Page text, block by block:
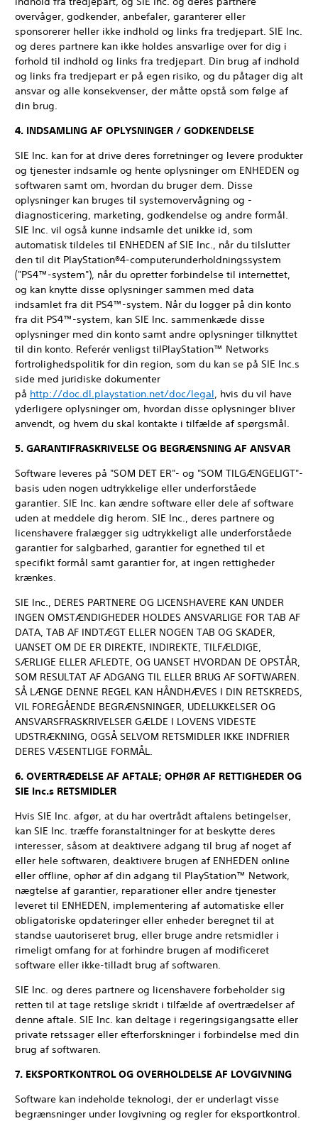
overvåger, godkender, anbefaler, garanterer eller
sponsorerer heller ikke indhold og links fra tredjepart. SIE Inc.
og deres partnere kan ikke holdes ansvarlige over for dig i
forhold til indhold og links fra tredjepart. Din brug af indhold
og links fra tredjepart er på egen risiko, og du påtager dig alt
ansvar og alle konsekvenser, der måtte opstå som følge af
din brug.
4. INDSAMLING AF OPLYSNINGER / GODKENDELSE
SIE Inc. kan for at drive deres forretninger og levere produkter
og tjenester indsamle og hente oplysninger om ENHEDEN og
softwaren samt om, hvordan du bruger dem. Disse
oplysninger kan bruges til systemovervågning og -
diagnosticering, marketing, godkendelse og andre formål.
SIE Inc. vil også kunne indsamle det unikke id, som
automatisk tildeles til ENHEDEN af SIE Inc., når du tilslutter
den til dit PlayStation®4-computerunderholdningssystem
("PS4™-system"), når du opretter forbindelse til internettet,
og kan knytte disse oplysninger sammen med data
indsamlet fra dit PS4™-system. Når du logger på din konto
fra dit PS4™-system, kan SIE Inc. sammenkæde disse
oplysninger med din konto samt andre oplysninger tilknyttet
til din konto. Referér venligst tilPlayStation™ Networks
fortrolighedspolitik for din region, som du kan se på SIE Inc.s
side med juridiske dokumenter
på http://doc.dl.playstation.net/doc/legal, hvis du vil have
yderligere oplysninger om, hvordan disse oplysninger bliver
anvendt, og hvem du skal kontakte i tilfælde af spørgsmål.
5. GARANTIFRASKRIVELSE OG BEGRÆNSNING AF ANSVAR
Software leveres på "SOM DET ER"- og "SOM TILGÆNGELIGT"-
basis uden nogen udtrykkelige eller underforståede
garantier. SIE Inc. kan ændre software eller dele af software
uden at meddele dig herom. SIE Inc., deres partnere og
licenshavere fralægger sig udtrykkeligt alle underforståede
garantier for salgbarhed, garantier for egnethed til et
specifikt formål samt garantier for, at ingen rettigheder
krænkes.
SIE Inc., DERES PARTNERE OG LICENSHAVERE KAN UNDER
INGEN OMSTÆNDIGHEDER HOLDES ANSVARLIGE FOR TAB AF
DATA, TAB AF INDTÆGT ELLER NOGEN TAB OG SKADER,
UANSET OM DE ER DIREKTE, INDIREKTE, TILFÆLDIGE,
SÆRLIGE ELLER AFLEDTE, OG UANSET HVORDAN DE OPSTÅR,
SOM RESULTAT AF ADGANG TIL ELLER BRUG AF SOFTWAREN.
SÅ LÆNGE DENNE REGEL KAN HÅNDHÆVES I DIN RETSKREDS,
VIL FOREGÅENDE BEGRÆNSNINGER, UDELUKKELSER OG
ANSVARSFRASKRIVELSER GÆLDE I LOVENS VIDESTE
UDSTRÆKNING, OGSÅ SELVOM RETSMIDLER IKKE INDFRIER
DERES VÆSENTLIGE FORMÅL.
6. OVERTRÆDELSE AF AFTALE; OPHØR AF RETTIGHEDER OG
SIE Inc.s RETSMIDLER
Hvis SIE Inc. afgør, at du har overtrådt aftalens betingelser,
kan SIE Inc. træffe foranstaltninger for at beskytte deres
interesser, såsom at deaktivere adgang til brug af noget af
eller hele softwaren, deaktivere brugen af ENHEDEN online
eller offline, ophør af din adgang til PlayStation™ Network,
nægtelse af garantier, reparationer eller andre tjenester
leveret til ENHEDEN, implementering af automatiske eller
obligatoriske opdateringer eller enheder beregnet til at
standse uautoriseret brug, eller bruge andre retsmidler i
rimeligt omfang for at forhindre brugen af modificeret
software eller ikke-tilladt brug af softwaren.
SIE Inc. og deres partnere og licenshavere forbeholder sig
retten til at tage retslige skridt i tilfælde af overtrædelser af
denne aftale. SIE Inc. kan deltage i regeringsigangsatte eller
private retssager eller efterforskninger i forbindelse med din
brug af softwaren.
7. EKSPORTKONTROL OG OVERHOLDELSE AF LOVGIVNING
Software kan indeholde teknologi, der er underlagt visse
begrænsninger under lovgivning og regler for eksportkontrol.